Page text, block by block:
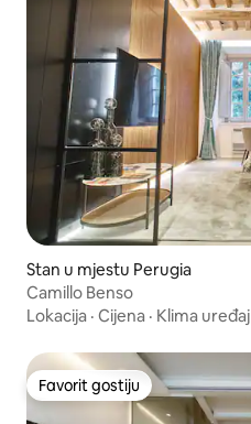
Stan u mjestu Perugia
Camillo Benso
Lokacija · Cijena · Klima uređaj
Favorit gostiju
Favorit gostiju